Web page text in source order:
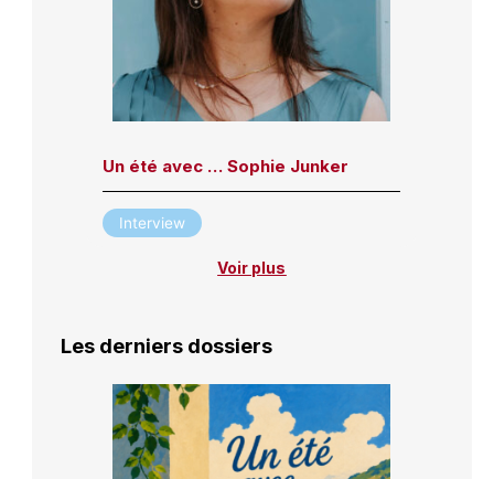
Un été avec … Sophie Junker
Interview
Voir plus
Les derniers dossiers